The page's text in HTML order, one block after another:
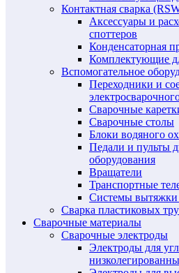
Контактная сварка
Аксессуары и
споттеров
Конденсаторная
Комплектующие
Вспомогательное
Переходники и
Сварочные
Сварочные столы
Блоки водяного
Педали и пульты
оборудования
Вращатели
Транспортные
Системы
Сварка пластиковых
Сварочные материалы
Сварочные электроды
Электроды для